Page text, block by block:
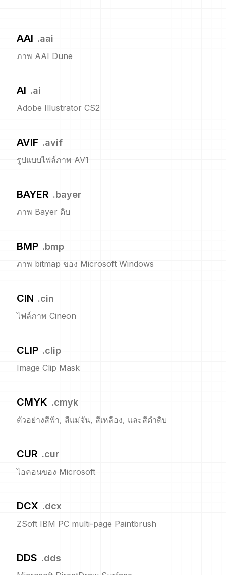
AAI .aai
ภาพ AAI Dune
AI .ai
Adobe Illustrator CS2
AVIF .avif
รูปแบบไฟล์ภาพ AV1
BAYER .bayer
ภาพ Bayer ดิบ
BMP .bmp
ภาพ bitmap ของ Microsoft Windows
CIN .cin
ไฟล์ภาพ Cineon
CLIP .clip
Image Clip Mask
CMYK .cmyk
ตัวอย่างสีฟ้า, สีแม่จัน, สีเหลือง, และสีดำดิบ
CUR .cur
ไอคอนของ Microsoft
DCX .dcx
ZSoft IBM PC multi-page Paintbrush
DDS .dds